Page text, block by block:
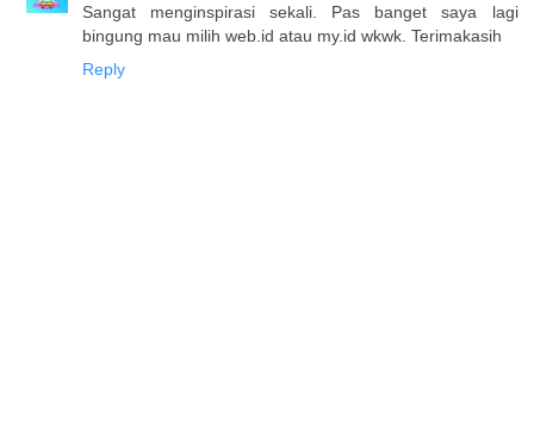
Sangat menginspirasi sekali. Pas banget saya lagi
bingung mau milih web.id atau my.id wkwk. Terimakasih
Reply